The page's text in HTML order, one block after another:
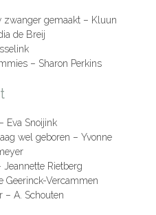
zwanger gemaakt – Kluun
de Breij
– Sharon Perkins
Eva Snoijink
wel geboren – Yvonne
Rietberg
Geerinck-Vercammen
– A. Schouten